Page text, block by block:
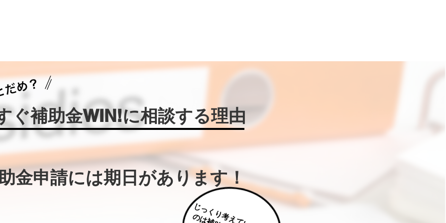
ぐ補助金WIN!に相談する理由
金申請には期日があります！